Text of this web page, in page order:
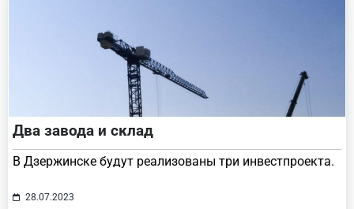
Два завода и склад
В Дзержинске будут реализованы три инвестпроекта.
28.07.2023